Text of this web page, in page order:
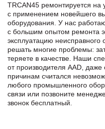
TRCAN45 ремонтируется на
с применением новейшего
оборудования. У нас
с большим опытом ремонта
эксплуатацию неисправного
решать многие проблемы:
теряете в качестве. Наши
от производителя AAD,
причинам считался
любого промышленного
связи или позвоните
звонок бесплатный.